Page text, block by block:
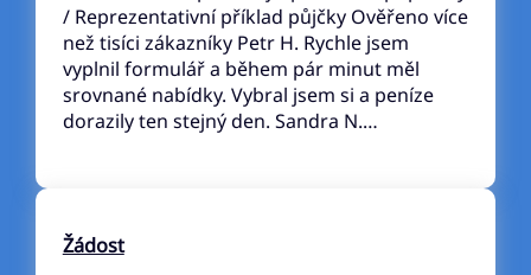
/ Reprezentativní příklad půjčky Ověřeno více
než tisíci zákazníky Petr H. Rychle jsem
vyplnil formulář a během pár minut měl
srovnané nabídky. Vybral jsem si a peníze
dorazily ten stejný den. Sandra N.…
Žádost